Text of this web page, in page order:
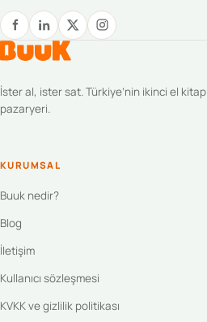
İster al, ister sat. Türkiye’nin ikinci el kitap
pazaryeri.
KURUMSAL
Buuk nedir?
Blog
İletişim
Kullanıcı sözleşmesi
KVKK ve gizlilik politikası